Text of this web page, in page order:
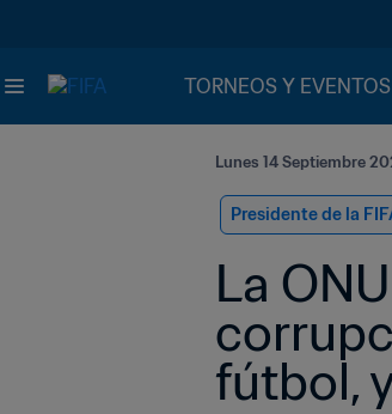
TORNEOS Y EVENTOS
Lunes 14 Septiembre
Presidente de la
La
fútbol,